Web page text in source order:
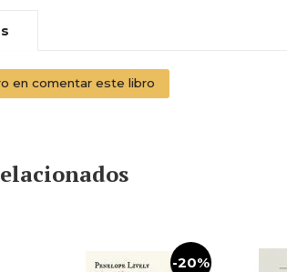
en comentar este libro
-20%